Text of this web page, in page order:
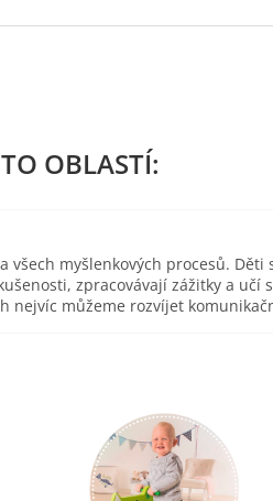
všech myšlenkových procesů.
zpracovávají zážitky a
nejvíc můžeme rozvíjet